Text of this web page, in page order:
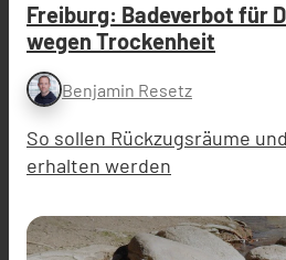
Freiburg: Badeverbot für
wegen Trockenheit
Benjamin Resetz
So sollen Rückzugsräume
erhalten werden